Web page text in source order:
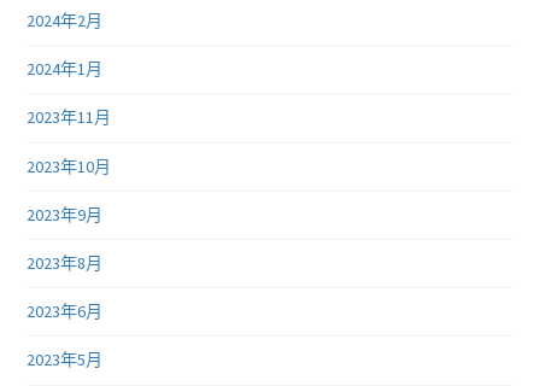
2024年2月
2024年1月
2023年11月
2023年10月
2023年9月
2023年8月
2023年6月
2023年5月